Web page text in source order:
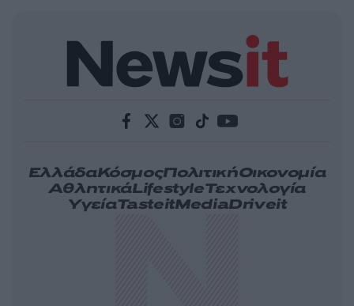
ΕλλάδαΚόσμοςΠολιτικήΟικονομία
ΑθλητικάLifestyleΤεχνολογία
ΥγείαTasteitMediaDriveit